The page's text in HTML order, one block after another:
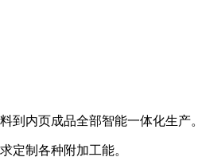
到内页成品全部智能一体化生产。
定制各种附加工能。